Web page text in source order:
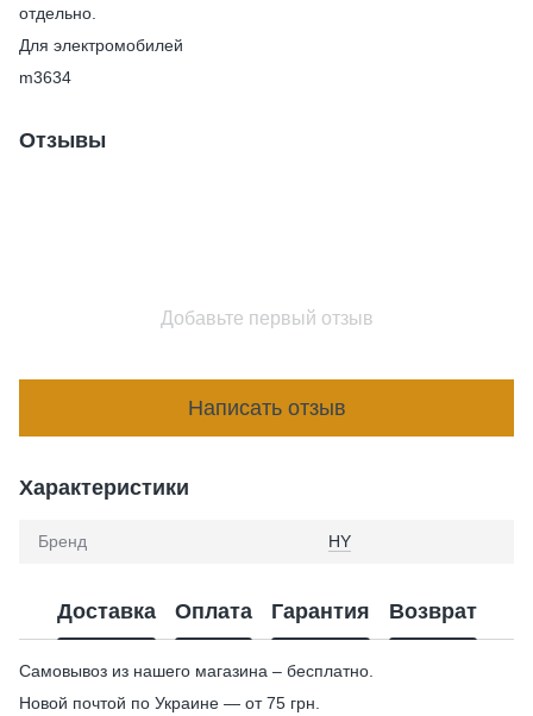
отдельно.
Для электромобилей
m3634
Отзывы
Добавьте первый отзыв
Написать отзыв
Характеристики
Бренд HY
Доставка Оплата Гарантия Возврат
Самовывоз из нашего магазина – бесплатно.
Новой почтой по Украине — от 75 грн.